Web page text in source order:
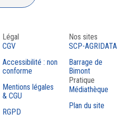
Légal
CGV
Accessibilité : non
conforme
Mentions légales
& CGU
RGPD
Nos sites
SCP-AGRIDATA
Barrage de
Bimont
Pratique
Médiathèque
Plan du site